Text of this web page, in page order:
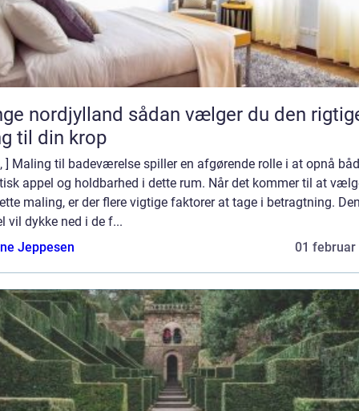
sådan vælger du den rigtige
til din krop
] Maling til badeværelse spiller en afgørende rolle i at opnå
appel og holdbarhed i dette rum. Når det kommer til at
maling, er der flere vigtige faktorer at tage i betragtning.
vil dykke ned i de f...
Jeppesen
01 februar